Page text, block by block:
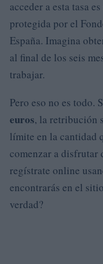
acceder a esta tasa es
protegida por el
España. Imagina
al final de los seis
trabajar.
Pero eso no es todo.
euros, la retribución
límite en la cantidad
comenzar a disfrutar
regístrate online
encontrarás en el
verdad?